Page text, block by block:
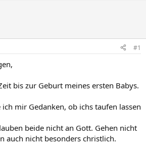
#1
bis zur Geburt meines ersten Babys.
mir Gedanken, ob ichs taufen lassen
beide nicht an Gott. Gehen nicht
auch nicht besonders christlich.